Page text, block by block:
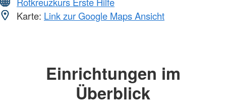
Karte: Link zur Google Maps Ansicht
Einrichtungen im
Überblick